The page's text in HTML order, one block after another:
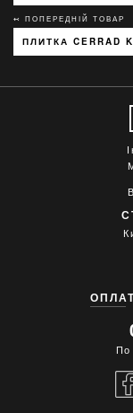
↢ ПОПЕРЕДНІЙ ТОВАР
ПЛИТКА CERRAD
По